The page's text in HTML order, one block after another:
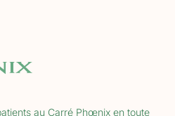
au Carré Phœnix en toute